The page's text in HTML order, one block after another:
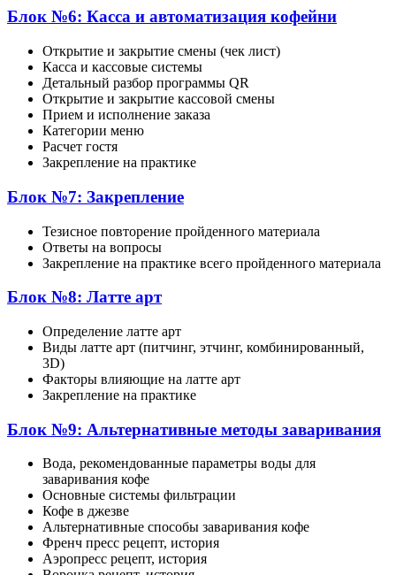
Блок №6: Касса и автоматизация кофейни
Открытие и закрытие смены (чек лист)
Касса и кассовые системы
Детальный разбор программы QR
Открытие и закрытие кассовой смены
Прием и исполнение заказа
Категории меню
Расчет гостя
Закрепление на практике
Блок №7: Закрепление
Тезисное повторение пройденного материала
Ответы на вопросы
Закрепление на практике всего пройденного материала
Блок №8: Латте арт
Определение латте арт
Виды латте арт (питчинг, этчинг, комбинированный,
3D)
Факторы влияющие на латте арт
Закрепление на практике
Блок №9: Альтернативные методы заваривания
Вода, рекомендованные параметры воды для
заваривания кофе
Основные системы фильтрации
Кофе в джезве
Альтернативные способы заваривания кофе
Френч пресс рецепт, история
Аэропресс рецепт, история